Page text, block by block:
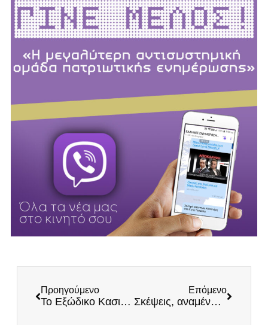
Προηγούμενο
Το Εξώδικο Κασιδιάρη στον πρόεδρο της βουλής για την τροπολογία που καταλύει το δημοκρατικό πολίτευμα
Επόμενο
Σκέψεις, αναμένοντας μάταια τη «Μπάρμπαρα»